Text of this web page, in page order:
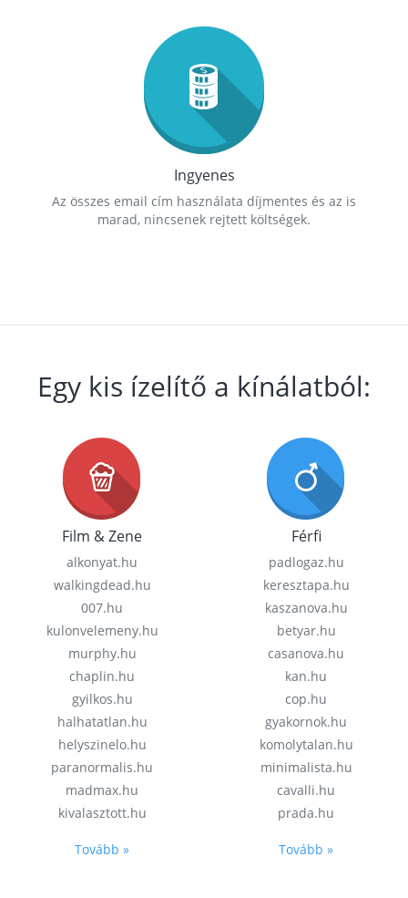
Ingyenes
Az összes email cím használata díjmentes és az is
marad, nincsenek rejtett költségek.
Egy kis ízelítő a kínálatból:
Film & Zene
alkonyat.hu
walkingdead.hu
007.hu
kulonvelemeny.hu
murphy.hu
chaplin.hu
gyilkos.hu
halhatatlan.hu
helyszinelo.hu
paranormalis.hu
madmax.hu
kivalasztott.hu
Tovább »
Férfi
padlogaz.hu
keresztapa.hu
kaszanova.hu
betyar.hu
casanova.hu
kan.hu
cop.hu
gyakornok.hu
komolytalan.hu
minimalista.hu
cavalli.hu
prada.hu
Tovább »